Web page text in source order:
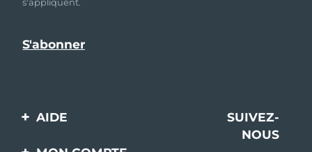
AIDE
Contactez-nous
SUIVEZ-
NOUS